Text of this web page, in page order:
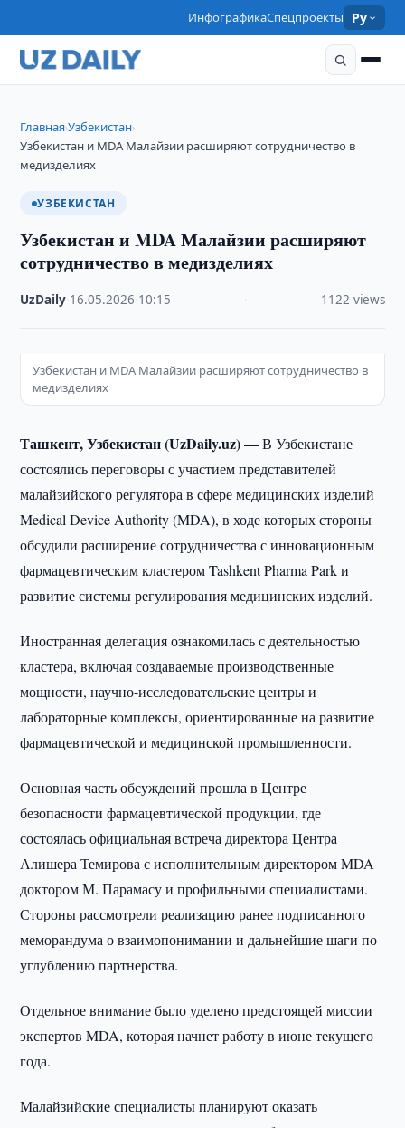
ИнфографикаСпецпроекты Ру
Главная›Узбекистан›
Узбекистан и MDA Малайзии расширяют сотрудничество в
медизделиях
УЗБЕКИСТАН
Узбекистан и MDA Малайзии расширяют
сотрудничество в медизделиях
UzDaily 16.05.2026 10:15 1122 views
Узбекистан и MDA Малайзии расширяют сотрудничество в
медизделиях
Ташкент, Узбекистан (UzDaily.uz) —В Узбекистане
состоялись переговоры с участием представителей
малайзийского регулятора в сфере медицинских изделий
Medical Device Authority (MDA), в ходе которых стороны
обсудили расширение сотрудничества с инновационным
фармацевтическим кластером Tashkent Pharma Park и
развитие системы регулирования медицинских изделий.
Иностранная делегация ознакомилась с деятельностью
кластера, включая создаваемые производственные
мощности, научно-исследовательские центры и
лабораторные комплексы, ориентированные на развитие
фармацевтической и медицинской промышленности.
Основная часть обсуждений прошла в Центре
безопасности фармацевтической продукции, где
состоялась официальная встреча директора Центра
Алишера Темирова с исполнительным директором MDA
доктором М. Парамасу и профильными специалистами.
Стороны рассмотрели реализацию ранее подписанного
меморандума о взаимопонимании и дальнейшие шаги по
углублению партнерства.
Отдельное внимание было уделено предстоящей миссии
экспертов MDA, которая начнет работу в июне текущего
года.
Малайзийские специалисты планируют оказать